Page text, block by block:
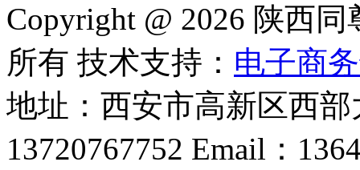
Copyright @ 2026 陕西
所有 技术支持： 电子商
地址：西安市高新区西
13720767752 Email：